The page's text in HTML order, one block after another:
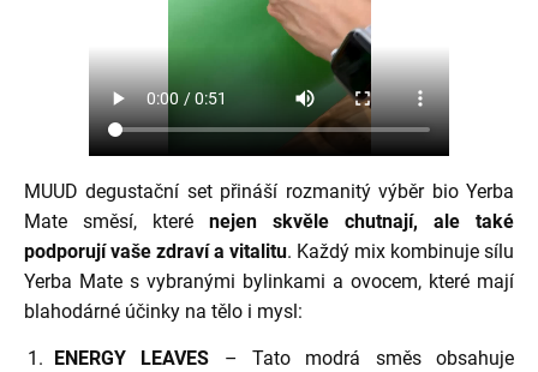
MUUD degustační set přináší rozmanitý výběr bio Yerba
Mate směsí, které nejen skvěle chutnají, ale také
podporují vaše zdraví a vitalitu. Každý mix kombinuje sílu
Yerba Mate s vybranými bylinkami a ovocem, které mají
blahodárné účinky na tělo i mysl:
ENERGY LEAVES – Tato modrá směs obsahuje